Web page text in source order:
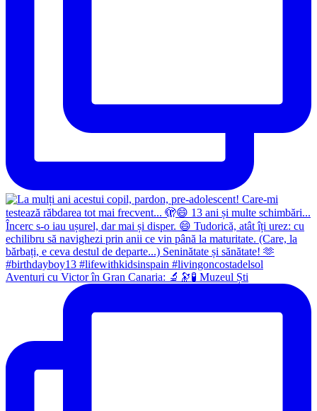
Aventuri cu Victor în Gran Canaria: 🔬🔭🧪 Muzeul Ști